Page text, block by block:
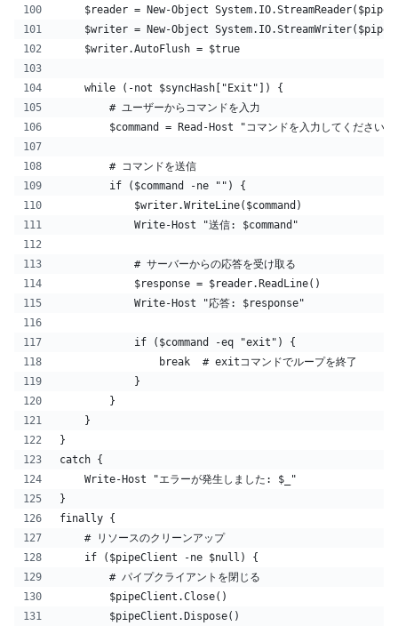
$reader = New-Object
$writer = New-Object
    $writer.AutoFlush = $true
    while (-not $syncHash["Exit"]) {
        # ユーザーからコマンドを入力
$command = Read-Host "コマンドを入力してくださ
        # コマンドを送信
        if ($command -ne "") {
            $writer.WriteLine($command)
            Write-Host "送信: $command"
            # サーバーからの応答を受け取る
            $response = $reader.ReadLine()
            Write-Host "応答: $response"
            if ($command -eq "exit") {
                break  # exitコマンドでループを終了
            }
        }
    }
}
catch {
    Write-Host "エラーが発生しました: $_"
}
finally {
    # リソースのクリーンアップ
    if ($pipeClient -ne $null) {
        # パイプクライアントを閉じる
        $pipeClient.Close()
        $pipeClient.Dispose()